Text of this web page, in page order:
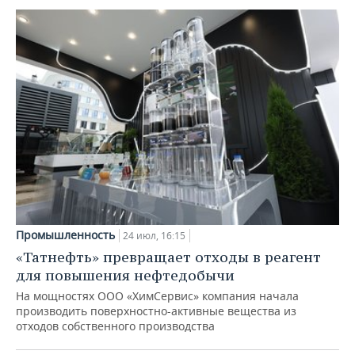
Промышленность 24 июл, 16:15
«Татнефть» превращает отходы в реагент
для повышения нефтедобычи
На мощностях ООО «ХимСервис» компания начала
производить поверхностно-активные вещества из
отходов собственного производства